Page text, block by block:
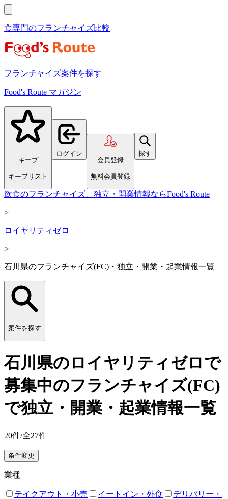
食専門のフランチャイズ比較
フランチャイズ案件を探す
Food's Route マガジン
キープ
キープリスト
ログイン
会員登録
無料会員登録
探す
飲食のフランチャイズ、独立・開業情報ならFood's Route
>
ロイヤリティゼロ
>
石川県のフランチャイズ(FC)・独立・開業・起業情報一覧
案件を探す
石川県のロイヤリティゼロで
募集中のフランチャイズ(FC)
で独立・開業・起業情報一覧
20件/全27件
条件変更
業種
テイクアウト・小売 イートイン・外食
デリバリー・